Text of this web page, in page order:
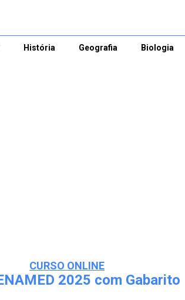
História Geografia Biologia
CURSO ONLINE
2025 com Gabarito